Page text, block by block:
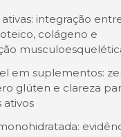
integração
colágeno e
em suplementos:
glúten e clareza
ativos